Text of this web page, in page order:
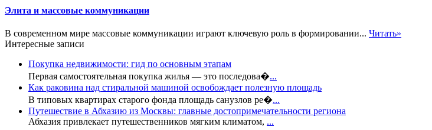
Элита и массовые коммуникации
В современном мире массовые коммуникации играют ключевую роль в формировании... Читать»
Интересные записи
Покупка недвижимости: гид по основным этапам
Первая самостоятельная покупка жилья — это последова�...
Как раковина над стиральной машиной освобождает полезную площадь
В типовых квартирах старого фонда площадь санузлов ре�...
Путешествие в Абхазию из Москвы: главные достопримечательности региона
Абхазия привлекает путешественников мягким климатом, ...